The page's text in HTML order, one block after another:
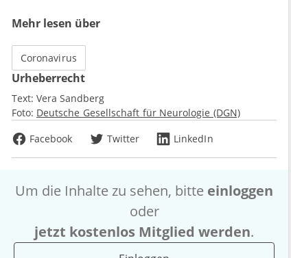
Mehr lesen über
Coronavirus
Urheberrecht
Text: Vera Sandberg
Foto: Deutsche Gesellschaft für Neurologie (DGN)
Facebook
Twitter LinkedIn
Um die Inhalte zu sehen, bitte einloggen
oder
jetzt kostenlos Mitglied werden.